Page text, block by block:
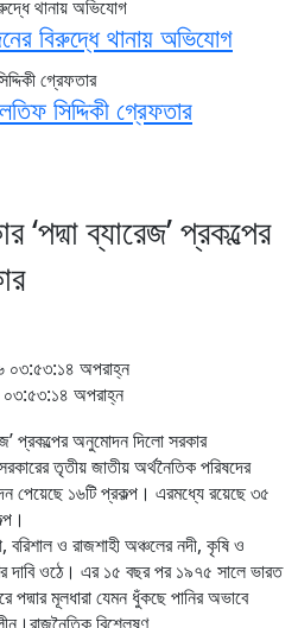
ব্যারেজ’ প্রকল্পের
অপরাহ্ন
অপরাহ্ন
তৃতীয় জাতীয় অর্থনৈতিক পরিষদের
পেয়েছে ১৬টি প্রকল্প। এরমধ্যে রয়েছে ৩৫
ও রাজশাহী অঞ্চলের নদী, কৃষি ও
দাবি ওঠে। এর ১৫ বছর পর ১৯৭৫ সালে ভারত
পদ্মার মূলধারা যেমন ধুঁকছে পানির অভাবে
বিরুদ্ধে থানায় অভিযোগ
সিদ্দিকী গ্রেফতার